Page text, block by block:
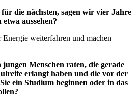
die nächsten, sagen wir vier Jahre
aussehen?
weiterfahren und machen
Menschen raten, die gerade
erlangt haben und die vor der
ein Studium beginnen oder in das